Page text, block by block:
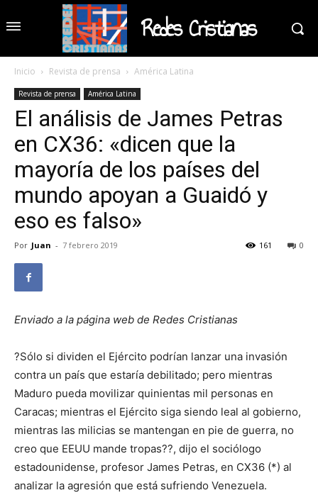
Redes Cristianas
Inicio Revista de prensa América Latina
Revista de prensa América Latina
El análisis de James Petras
en CX36: «dicen que la
mayoría de los países del
mundo apoyan a Guaidó y
eso es falso»
Por Juan - 7 febrero 2019 0
161
Enviado a la página web de Redes Cristianas
?Sólo si dividen el Ejército podrían lanzar una invasión
contra un país que estaría debilitado; pero mientras
Maduro pueda movilizar quinientas mil personas en
Caracas; mientras el Ejército siga siendo leal al gobierno,
mientras las milicias se mantengan en pie de guerra, no
creo que EEUU mande tropas??, dijo el sociólogo
estadounidense, profesor James Petras, en CX36 (*) al
analizar la agresión que está sufriendo Venezuela.